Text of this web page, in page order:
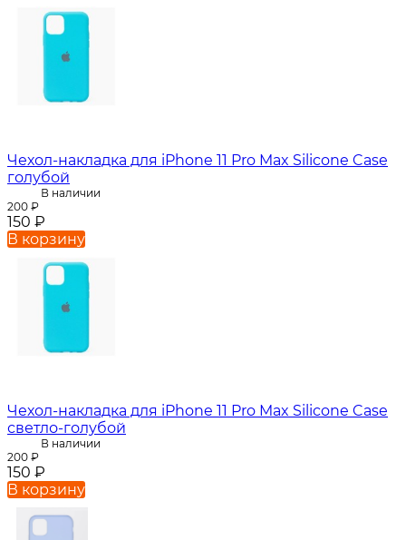
Чехол-накладка для iPhone 11 Pro Max Silicone Case
голубой
В наличии
200 ₽
150 ₽
В корзину
Чехол-накладка для iPhone 11 Pro Max Silicone Case
светло-голубой
В наличии
200 ₽
150 ₽
В корзину